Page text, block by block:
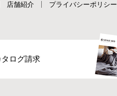
店舗紹介 プライバシーポリシー
タログ請求